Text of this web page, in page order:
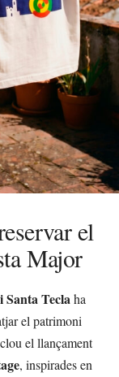
el
Major
Teclaha
el patrimoni
el llançament
, inspirades en